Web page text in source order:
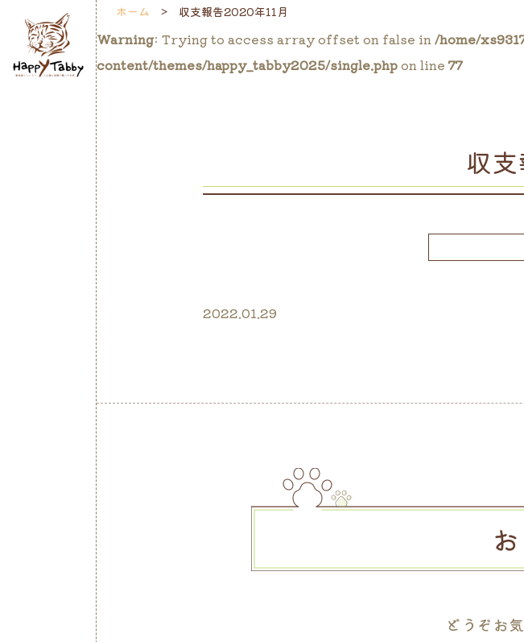
ホーム 収支報告2020年11月
Warning: Trying to access array offset on false in/home/
content/themes/happy_tabby2025/single.phpon line 77
収
2022.01.29
どうぞお